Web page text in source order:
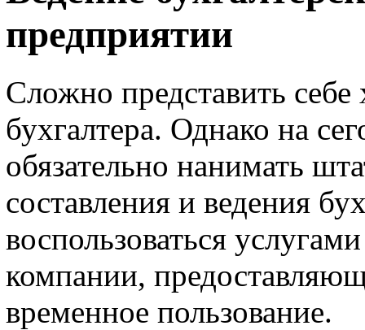
предприятии
Сложно представить
бухгалтера. Однако на
обязательно нанимать
составления и ведения
воспользоваться
компании,
временное пользование.